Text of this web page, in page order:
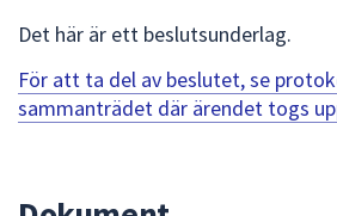
Det här är ett beslutsunderlag.
För att ta del av beslutet, se
sammanträdet där ärendet togs